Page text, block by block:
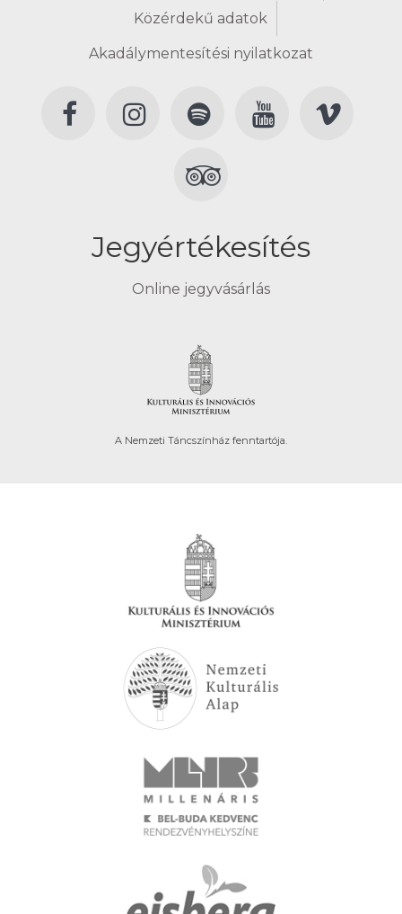
Közérdekű adatok
Akadálymentesítési nyilatkozat
Jegyértékesítés
Online jegyvásárlás
A Nemzeti Táncszínház fenntartója.